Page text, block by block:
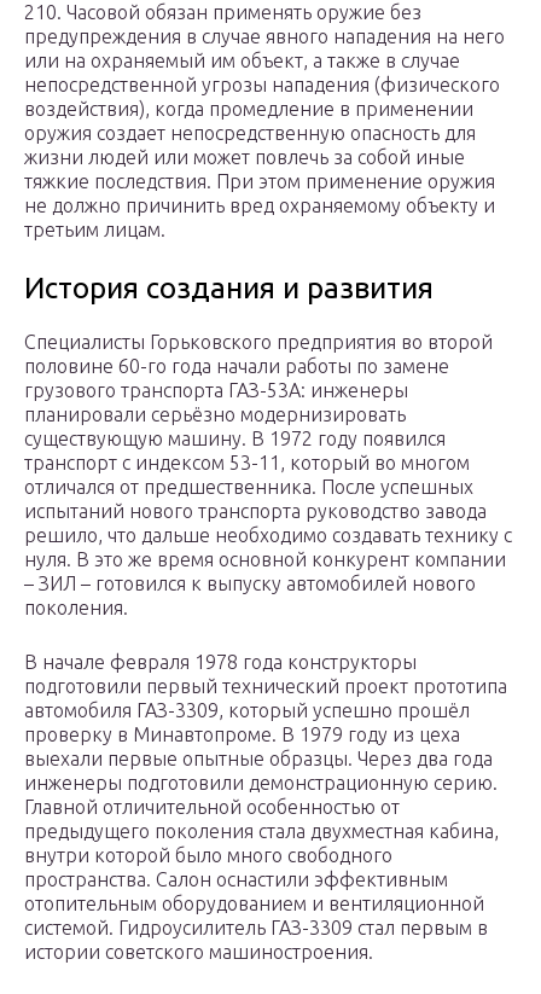
210. Часовой обязан применять оружие без
предупреждения в случае явного нападения на него
или на охраняемый им объект, а также в случае
непосредственной угрозы нападения (физического
воздействия), когда промедление в применении
оружия создает непосредственную опасность для
жизни людей или может повлечь за собой иные
тяжкие последствия. При этом применение оружия
не должно причинить вред охраняемому объекту и
третьим лицам.
История создания и развития
Специалисты Горьковского предприятия во второй
половине 60-го года начали работы по замене
грузового транспорта ГАЗ-53А: инженеры
планировали серьёзно модернизировать
существующую машину. В 1972 году появился
транспорт с индексом 53-11, который во многом
отличался от предшественника. После успешных
испытаний нового транспорта руководство завода
решило, что дальше необходимо создавать технику с
нуля. В это же время основной конкурент компании
– ЗИЛ – готовился к выпуску автомобилей нового
поколения.
В начале февраля 1978 года конструкторы
подготовили первый технический проект прототипа
автомобиля ГАЗ-3309, который успешно прошёл
проверку в Минавтопроме. В 1979 году из цеха
выехали первые опытные образцы. Через два года
инженеры подготовили демонстрационную серию.
Главной отличительной особенностью от
предыдущего поколения стала двухместная кабина,
внутри которой было много свободного
пространства. Салон оснастили эффективным
отопительным оборудованием и вентиляционной
системой. Гидроусилитель ГАЗ-3309 стал первым в
истории советского машиностроения.